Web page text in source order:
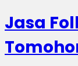
Jasa